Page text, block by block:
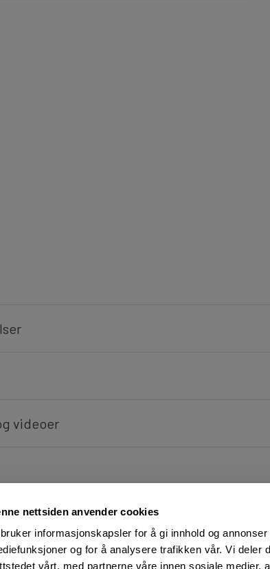
nettsiden anvender cookies
informasjonskapsler for å gi innhold og
og for å analysere trafikken vår. Vi deler
vårt, med partnerne våre innen sosiale medier,
videoer